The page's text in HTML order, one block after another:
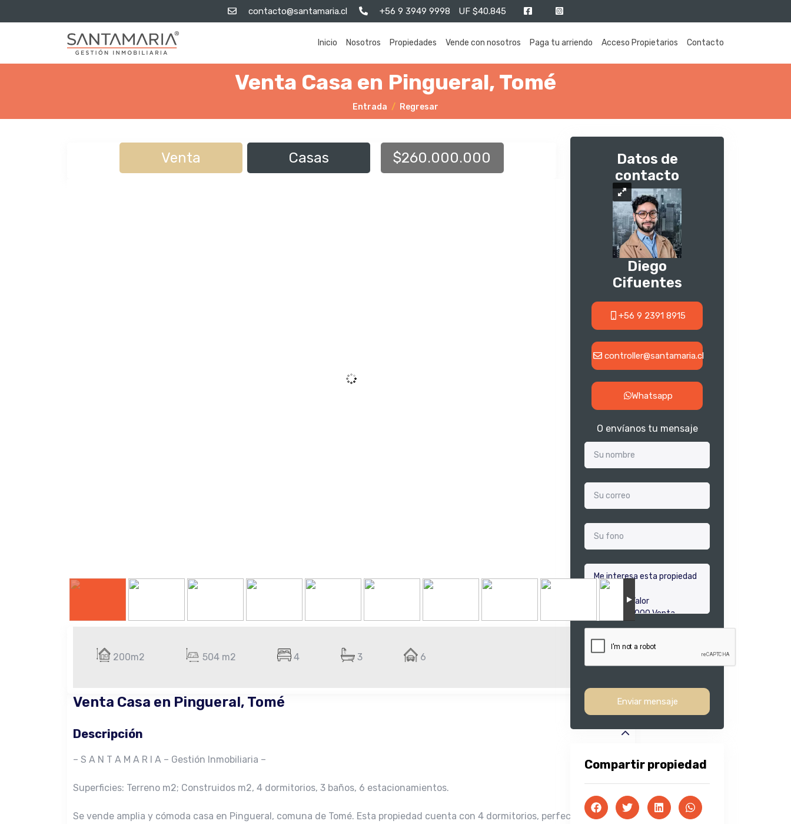
contacto@santamaria.cl +56 9 3949 9998 UF $40.845
Inicio Nosotros Propiedades Vende con nosotros Paga tu arriendo Acceso Propietarios Contacto
Venta Casa en Pingueral, Tomé
Entrada Regresar
Venta Casas $260.000.000
200m2 504 m2 4 3 6
Venta Casa en Pingueral, Tomé
Descripción
– S A N T A M A R I A – Gestión Inmobiliaria –
Superficies: Terreno m2; Construidos m2, 4 dormitorios, 3 baños, 6 estacionamientos.
Se vende amplia y cómoda casa en Pingueral, comuna de Tomé. Esta propiedad cuenta con 4 dormitorios, perfectos para
Datos de
contacto
Diego
Cifuentes
+56 9 2391 8915
controller@santamaria.cl
Whatsapp
O envíanos tu mensaje
Enviar mensaje
Compartir propiedad